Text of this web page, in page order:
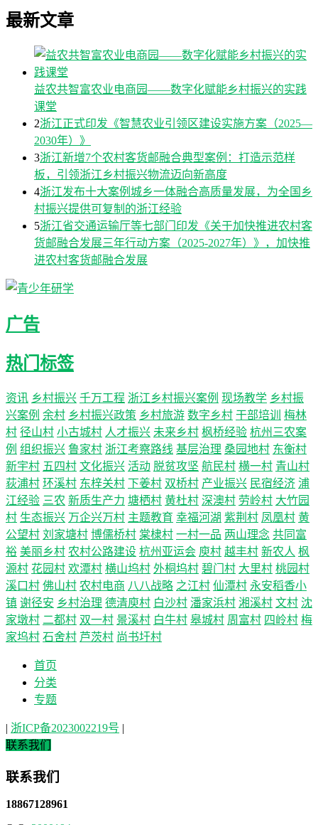
最新文章
益农共智富农业电商园——数字化赋能乡村振兴的实践
课堂
2浙江正式印发《智慧农业引领区建设实施方案（2025—
2030年）》
3浙江新增7个农村客货邮融合典型案例：打造示范样
板，引领浙江乡村振兴物流迈向新高度
4浙江发布十大案例城乡一体融合高质量发展，为全国乡
村振兴提供可复制的浙江经验
5浙江省交通运输厅等七部门印发《关于加快推进农村客
货邮融合发展三年行动方案（2025-2027年）》，加快推
进农村客货邮融合发展
广告
热门标签
资讯 乡村振兴 千万工程 浙江乡村振兴案例 现场教学 乡村振
兴案例 余村 乡村振兴政策 乡村旅游 数字乡村 干部培训
梅林
村 径山村 小古城村 人才振兴 未来乡村 枫桥经验 杭州三农案
例 组织振兴 鲁家村 浙江考察路线 基层治理 桑园地村 东衡村
新宇村 五四村 文化振兴 活动 脱贫攻坚 航民村 横一村 青山村
荻浦村 环溪村 东梓关村 下姜村 双桥村 产业振兴 民宿经济 浦
江经验 三农 新质生产力 塘栖村 黄杜村 深澳村 劳岭村 大竹园
村 生态振兴 万企兴万村 主题教育 幸福河湖 紫荆村 凤凰村 黄
公望村 刘家塘村 博儒桥村 棠棣村 一村一品 两山理念 共同富
裕 美丽乡村 农村公路建设 杭州亚运会 庾村 越丰村 新农人 枫
源村 花园村 欢潭村 横山坞村 外桐坞村 碧门村 大里村 桃园村
溪口村 佛山村 农村电商 八八战略 之江村 仙潭村 永安稻香小
镇 谢径安 乡村治理 德清庾村 白沙村 潘家浜村 湘溪村 文村 沈
家墩村 二都村 双一村 景溪村 白牛村 皋城村 周富村 四岭村 梅
家坞村 石舍村 芦茨村 尚书圩村
首页
分类
专题
| 浙ICP备2023002219号 |
联系我们
联系我们
18867128961